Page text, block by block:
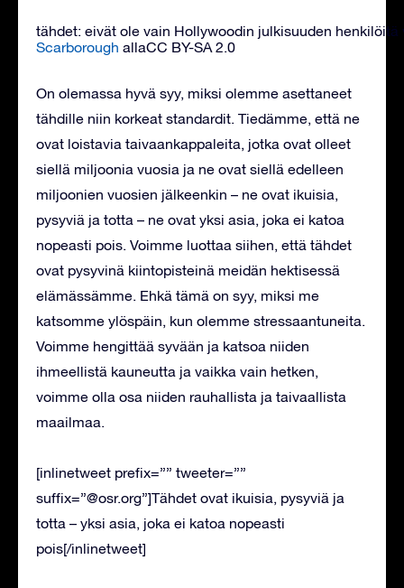
tähdet: eivät ole vain Hollywoodin julkisuuden
Scarborough allaCC BY-SA 2.0
On olemassa hyvä syy, miksi olemme asettaneet
tähdille niin korkeat standardit. Tiedämme, että ne
ovat loistavia taivaankappaleita, jotka ovat olleet
siellä miljoonia vuosia ja ne ovat siellä edelleen
miljoonien vuosien jälkeenkin – ne ovat ikuisia,
pysyviä ja totta – ne ovat yksi asia, joka ei katoa
nopeasti pois. Voimme luottaa siihen, että tähdet
ovat pysyvinä kiintopisteinä meidän hektisessä
elämässämme. Ehkä tämä on syy, miksi me
katsomme ylöspäin, kun olemme stressaantuneita.
Voimme hengittää syvään ja katsoa niiden
ihmeellistä kauneutta ja vaikka vain hetken,
voimme olla osa niiden rauhallista ja taivaallista
maailmaa.
[inlinetweet prefix=”” tweeter=””
suffix=”@osr.org”]Tähdet ovat ikuisia, pysyviä ja
totta – yksi asia, joka ei katoa nopeasti
pois[/inlinetweet]